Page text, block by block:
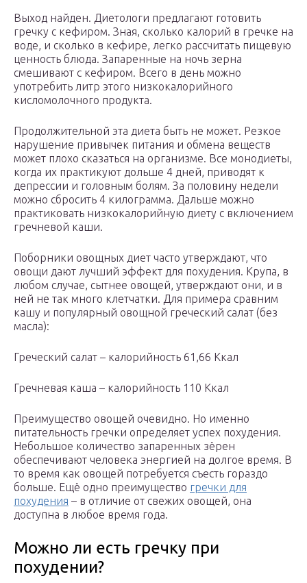
Выход найден. Диетологи предлагают готовить
гречку с кефиром. Зная, сколько калорий в гречке на
воде, и сколько в кефире, легко рассчитать пищевую
ценность блюда. Запаренные на ночь зерна
смешивают с кефиром. Всего в день можно
употребить литр этого низкокалорийного
кисломолочного продукта.
Продолжительной эта диета быть не может. Резкое
нарушение привычек питания и обмена веществ
может плохо сказаться на организме. Все монодиеты,
когда их практикуют дольше 4 дней, приводят к
депрессии и головным болям. За половину недели
можно сбросить 4 килограмма. Дальше можно
практиковать низкокалорийную диету с включением
гречневой каши.
Поборники овощных диет часто утверждают, что
овощи дают лучший эффект для похудения. Крупа, в
любом случае, сытнее овощей, утверждают они, и в
ней не так много клетчатки. Для примера сравним
кашу и популярный овощной греческий салат (без
масла):
Греческий салат – калорийность 61,66 Ккал
Гречневая каша – калорийность 110 Ккал
Преимущество овощей очевидно. Но именно
питательность гречки определяет успех похудения.
Небольшое количество запаренных зёрен
обеспечивают человека энергией на долгое время. В
то время как овощей потребуется съесть гораздо
больше. Ещё одно преимущество гречки для
похудения – в отличие от свежих овощей, она
доступна в любое время года.
Можно ли есть гречку при
похудении?